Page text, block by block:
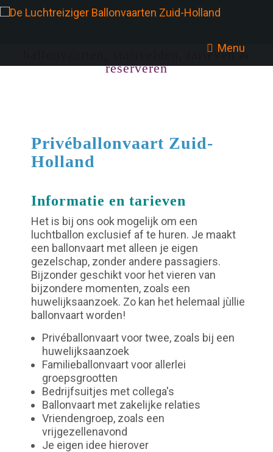
Menu
ballonvaarten, startvelden, tarieven &
reserveren
Privéballonvaart Zuid-
Holland
Informatie en tarieven
Het is bij ons ook mogelijk om een
luchtballon exclusief af te huren. Je maakt
een ballonvaart met alleen je eigen
gezelschap, zonder andere passagiers.
Bijzonder geschikt voor het vieren van
bijzondere momenten, zoals een
huwelijksaanzoek. Zo kan het helemaal jùllie
ballonvaart worden!
Privéballonvaart voor twee, zoals bij een
huwelijksaanzoek
Familieballonvaart voor allerlei
groepsgrootten
Bedrijfsuitjes met collega's
Ballonvaart met zakelijke relaties
Vriendengroep, zoals een
vrijgezellenavond
Je eigen idee hierover